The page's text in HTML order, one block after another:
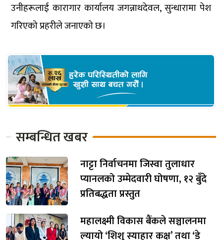
उनीहरूलाई कारागार कार्यालय जगन्नाथदेवल, सुन्धारामा पेश
गरिएको प्रहरीले जनाएको छ।
सम्बन्धित खबर
नाट्टा निर्वाचनमा जिस्वा तुलाधार
प्यानलको उम्मेदवारी घोषणा, १२ बुँदे
प्रतिबद्धता प्रस्तुत
महालक्ष्मी विकास बैंकले सञ्चालनमा
ल्यायो ‘शिशु स्याहार कक्ष’ तथा ‘डे